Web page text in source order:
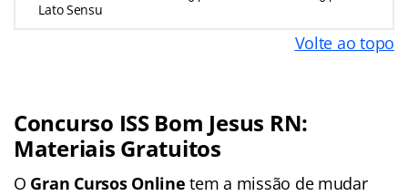
Lato Sensu
Volte ao topo
Concurso ISS Bom Jesus RN:
Materiais Gratuitos
O Gran Cursos Onlinetem a missão de mudar